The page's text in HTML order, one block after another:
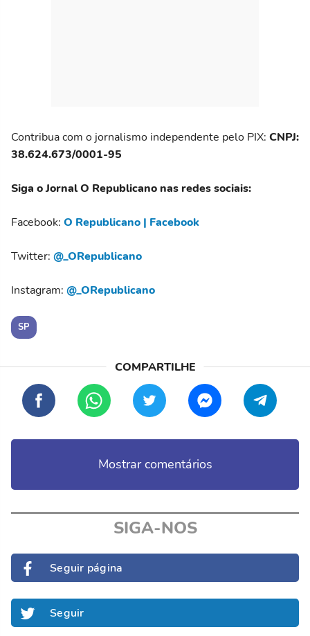
Contribua com o jornalismo independente pelo PIX: CNPJ:
38.624.673/0001-95
Siga o Jornal O Republicano nas redes sociais:
Facebook: O Republicano | Facebook
Twitter: @_ORepublicano
Instagram: @_ORepublicano
SP
Mostrar comentários
SIGA-NOS
Seguir página
Seguir